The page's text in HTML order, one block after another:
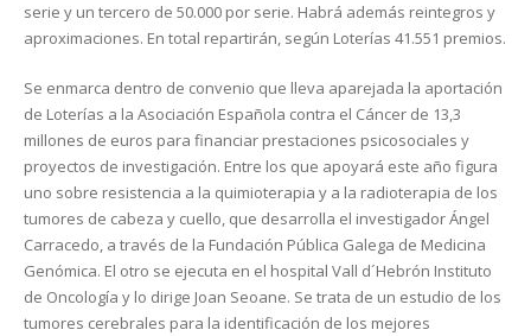
serie y un tercero de 50.000 por serie. Habrá además reintegros y
aproximaciones. En total repartirán, según Loterías 41.551 premios.
Se enmarca dentro de convenio que lleva aparejada la aportación
de Loterías a la Asociación Española contra el Cáncer de 13,3
millones de euros para financiar prestaciones psicosociales y
proyectos de investigación. Entre los que apoyará este año figura
uno sobre resistencia a la quimioterapia y a la radioterapia de los
tumores de cabeza y cuello, que desarrolla el investigador Ángel
Carracedo, a través de la Fundación Pública Galega de Medicina
Genómica. El otro se ejecuta en el hospital Vall d´Hebrón Instituto
de Oncología y lo dirige Joan Seoane. Se trata de un estudio de los
tumores cerebrales para la identificación de los mejores